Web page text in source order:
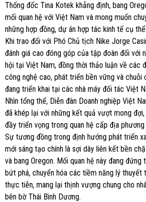
Thống đốc Tina Kotek khẳng định, bang
mối quan hệ với Việt Nam và mong muốn
những hợp đồng, dự án hợp tác kinh tế cụ thể.
Khi trao đổi với Phó Chủ tịch Nike Jorge
đánh giá cao đóng góp của tập đoàn đối với
hội tại Việt Nam, đồng thời thảo luận về các
công nghệ cao, phát triển bền vững và chuỗi
đang triển khai tại các nhà máy đối tác Việt
Nhìn tổng thể, Diễn đàn Doanh nghiệp Việt
đã khép lại với những kết quả vượt mong
đầy triển vọng trong quan hệ cấp địa
Sự tương đồng trong định hướng phát triển
mới sáng tạo chính là sợi dây liên kết bền
và bang Oregon. Mối quan hệ này đang
bứt phá, chuyển hóa các tiềm năng lý thuyết
thực tiễn, mang lại thịnh vượng chung cho
bên bờ Thái Bình Dương.